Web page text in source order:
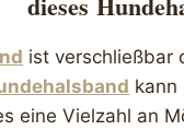
ist verschließbar
kann
eine Vielzahl an